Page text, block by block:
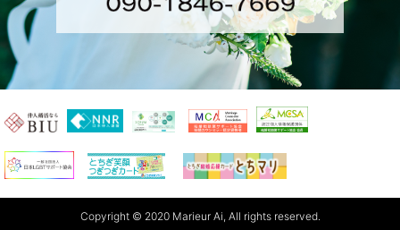
Copyright © 2020 Marieur Ai, All rights reserved.